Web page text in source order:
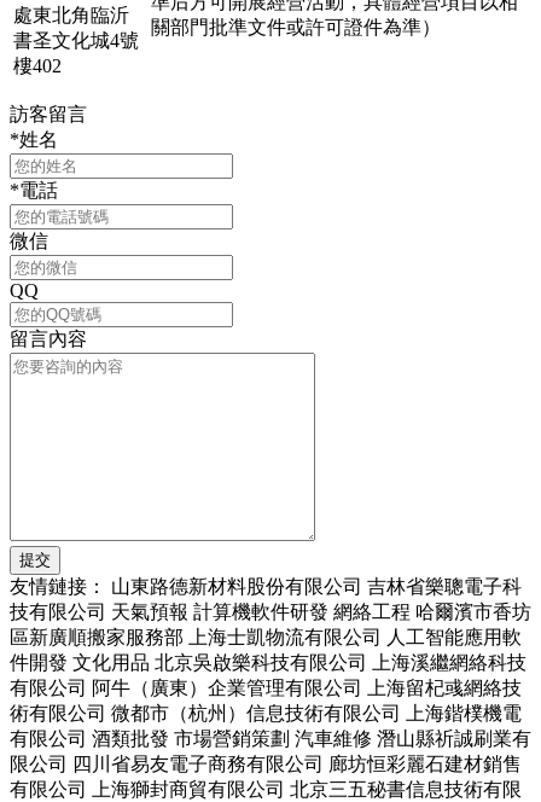
處東北角臨沂
書圣文化城4號
樓402
關部門批準文件或許可證件為準）
訪客留言
*姓名
*電話
微信
QQ
留言內容
友情鏈接： 山東路德新材料股份有限公司 吉林省樂聰電子科
技有限公司 天氣預報 計算機軟件研發 網絡工程 哈爾濱市香坊
區新廣順搬家服務部
上海士凱物流有限公司
人工智能應用軟
件開發 文化用品 北京吳啟樂科技有限公司
上海溪繼網絡科技
有限公司 阿牛（廣東）企業管理有限公司
上海留杞彧網絡技
術有限公司 微都市（杭州）信息技術有限公司
上海鍇樸機電
有限公司 酒類批發 市場營銷策劃 汽車維修 潛山縣祈誠刷業有
限公司
四川省易友電子商務有限公司 廊坊恒彩麗石建材銷售
有限公司
上海獅封商貿有限公司 北京三五秘書信息技術有限